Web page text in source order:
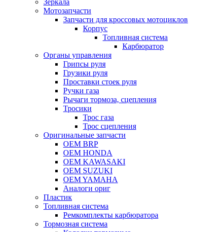
Зеркала
Мотозапчасти
Запчасти для кроссовых мотоциклов
Корпус
Топливная система
Карбюратор
Органы управления
Грипсы руля
Грузики руля
Проставки стоек руля
Ручки газа
Рычаги тормоза, сцепления
Тросики
Трос газа
Трос сцепления
Оригинальные запчасти
OEM BRP
OEM HONDA
OEM KAWASAKI
OEM SUZUKI
OEM YAMAHA
Аналоги ориг
Пластик
Топливная система
Ремкомплекты карбюратора
Тормозная система